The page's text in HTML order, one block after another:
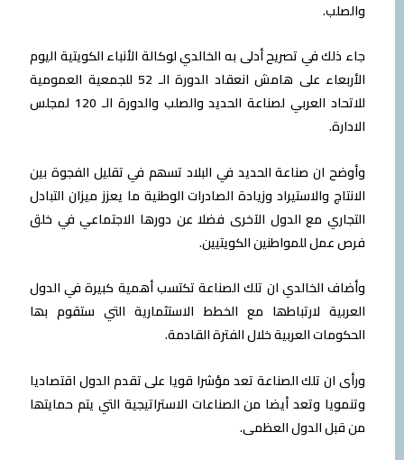
والصلب.
جاء ذلك في تصریح أدلى به الخالدي لوكالة الأنباء الكویتیة الیوم
الأربعاء على ھامش انعقاد الدورة الـ 52 للجمعیة العمومیة
للاتحاد العربي لصناعة الحدید والصلب والدورة الـ 120 لمجلس
الادارة.
وأوضح ان صناعة الحدید في البلاد تسھم في تقلیل الفجوة بین
الانتاج والاستیراد وزیادة الصادرات الوطنیة ما یعزز میزان التبادل
التجاري مع الدول الآخرى فضلا عن دورھا الاجتماعي في خلق
فرص عمل للمواطنینالكویتیین.
وأضاف الخالدي ان تلك الصناعة تكتسب أھمیة كبیرة في الدول
العربیة لارتباطھا مع الخطط الاستثماریة التي ستقوم بھا
الحكومات العربیة خلال الفترة القادمة.
ورأى ان تلك الصناعة تعد مؤشرا قویا على تقدم الدول اقتصادیا
وتنمویا وتعد أیضا من الصناعات الاستراتیجیة التي یتم حمایتھا
من قبل الدول العظمى.